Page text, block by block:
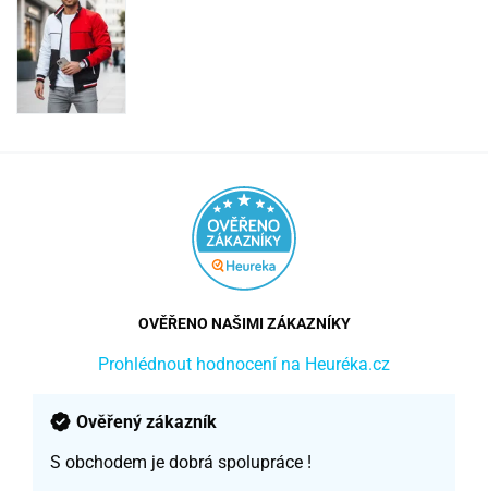
OVĚŘENO NAŠIMI ZÁKAZNÍKY
Prohlédnout hodnocení na Heuréka.cz
Ověřený zákazník
S obchodem je dobrá spolupráce !